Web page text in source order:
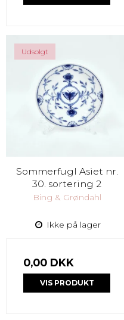
Udsolgt
Sommerfugl Asiet nr.
30. sortering 2
Bing & Grøndahl
Ikke på lager
0,00 DKK
VIS PRODUKT